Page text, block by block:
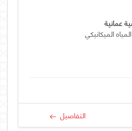
عمانية
الميكانيكي
التفاصيل